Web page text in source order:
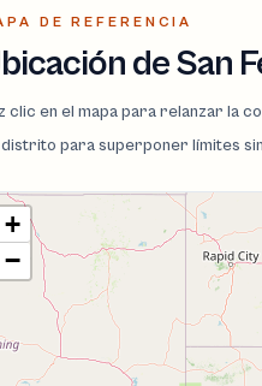
DE REFERENCIA
de San
clic en el mapa para relanzar la
para superponer límites
+
−